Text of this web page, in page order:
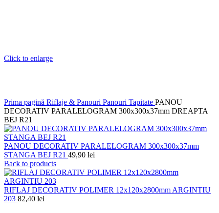
Click to enlarge
Prima pagină Riflaje & Panouri Panouri Tapitate PANOU
DECORATIV PARALELOGRAM 300x300x37mm DREAPTA
BEJ R21
PANOU DECORATIV PARALELOGRAM 300x300x37mm
STANGA BEJ R21 49,90 lei
Back to products
RIFLAJ DECORATIV POLIMER 12x120x2800mm ARGINTIU
203 82,40 lei